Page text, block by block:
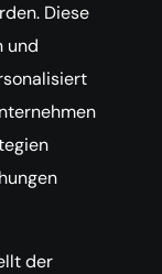
Diese
und
der